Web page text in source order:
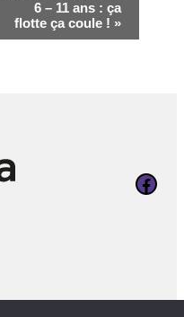
6 – 11 ans : ça
flotte ça coule ! »
Page